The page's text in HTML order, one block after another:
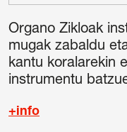
Organo Zikloak
mugak zabaldu
kantu koralarekin
instrumentu
+info